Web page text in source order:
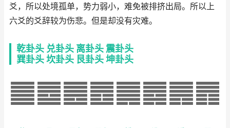
爻，所以处境孤单，势力弱小，难免被排挤出局。所以上
六爻的爻辞较为伤悲。但是却没有灾难。
乾卦头 兑卦头 离卦头 震卦头
巽卦头坎卦头 艮卦头坤卦头